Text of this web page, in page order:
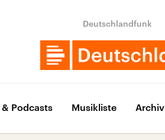
Deutschlandfunk
Podcasts Musikliste Archiv